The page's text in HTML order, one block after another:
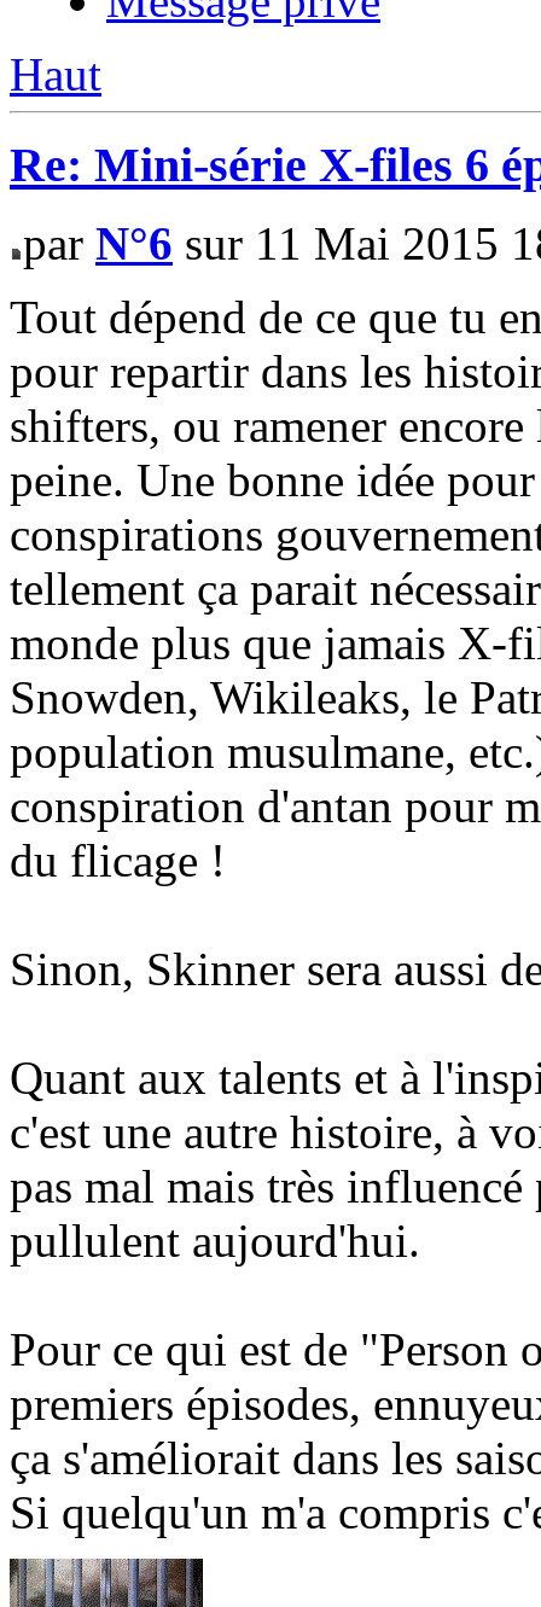
Haut
Re: Mini-série X-files 6
par N°6 sur 11 Mai 2015
Tout dépend de ce que tu
pour repartir dans les
shifters, ou ramener
peine. Une bonne idée
conspirations
tellement ça parait
monde plus que jamais X-
Snowden, Wikileaks, le
population musulmane,
conspiration d'antan pour
du flicage !
Sinon, Skinner sera aussi
Quant aux talents et à
c'est une autre histoire, à
pas mal mais très
pullulent aujourd'hui.
Pour ce qui est de "Person
premiers épisodes,
ça s'améliorait dans les
Si quelqu'un m'a compris